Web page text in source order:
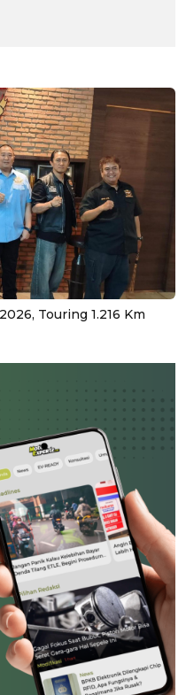
Touring 1.216 Km